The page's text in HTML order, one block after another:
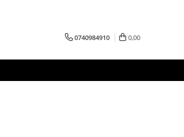
0740984910 0,00